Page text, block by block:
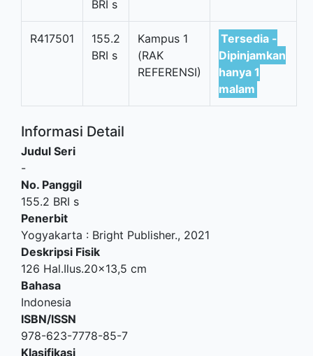
BRI s
R417501
155.2
BRI s
Kampus 1
(RAK
REFERENSI)
Tersedia -
Dipinjamkan
hanya 1
malam
Informasi Detail
Judul Seri
-
No. Panggil
155.2 BRI s
Penerbit
Yogyakarta : Bright Publisher., 2021
Deskripsi Fisik
126 Hal.Ilus.20x13,5 cm
Bahasa
Indonesia
ISBN/ISSN
978-623-7778-85-7
Klasifikasi